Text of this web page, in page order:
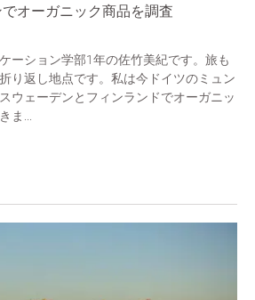
オーガニック商品を調査
ーション学部1年の佐竹美紀です。旅も
り返し地点です。私は今ドイツのミュン
ウェーデンとフィンランドでオーガニッ
ま...